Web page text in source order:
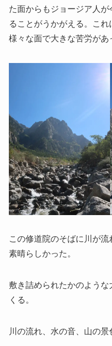
た面からもジョージア人
ることがうかがえる。こ
様々な面で大きな苦労があ
この修道院のそばに川が
素晴らしかった。
敷き詰められたかのよう
くる。
川の流れ、水の音、山の景